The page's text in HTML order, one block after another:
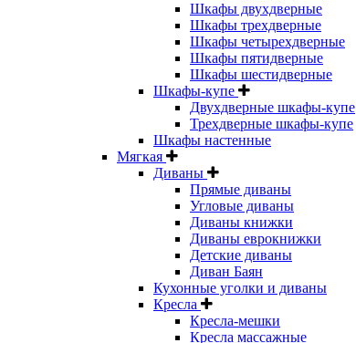
Шкафы двухдверные
Шкафы трехдверные
Шкафы четырехдверные
Шкафы пятидверные
Шкафы шестидверные
Шкафы-купе
Двухдверные шкафы-купе
Трехдверные шкафы-купе
Шкафы настенные
Мягкая
Диваны
Прямые диваны
Угловые диваны
Диваны книжки
Диваны еврокнижки
Детские диваны
Диван Баян
Кухонные уголки и диваны
Кресла
Кресла-мешки
Кресла массажные